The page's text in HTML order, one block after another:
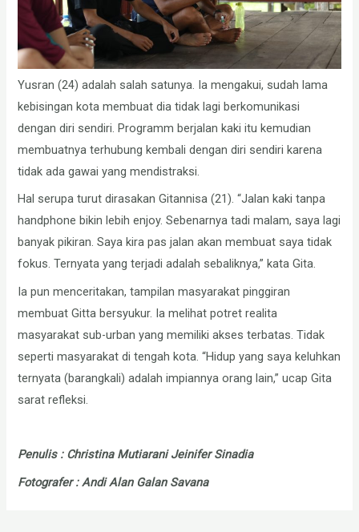
Yusran (24) adalah salah satunya. Ia mengakui, sudah lama
kebisingan kota membuat dia tidak lagi berkomunikasi
dengan diri sendiri. Programm berjalan kaki itu kemudian
membuatnya terhubung kembali dengan diri sendiri karena
tidak ada gawai yang mendistraksi.
Hal serupa turut dirasakan Gitannisa (21). “Jalan kaki tanpa
handphone bikin lebih enjoy. Sebenarnya tadi malam, saya lagi
banyak pikiran. Saya kira pas jalan akan membuat saya tidak
fokus. Ternyata yang terjadi adalah sebaliknya,” kata Gita.
Ia pun menceritakan, tampilan masyarakat pinggiran
membuat Gitta bersyukur. Ia melihat potret realita
masyarakat sub-urban yang memiliki akses terbatas. Tidak
seperti masyarakat di tengah kota. “Hidup yang saya keluhkan
ternyata (barangkali) adalah impiannya orang lain,” ucap Gita
sarat refleksi.
Penulis : Christina Mutiarani Jeinifer Sinadia
Fotografer : Andi Alan Galan Savana